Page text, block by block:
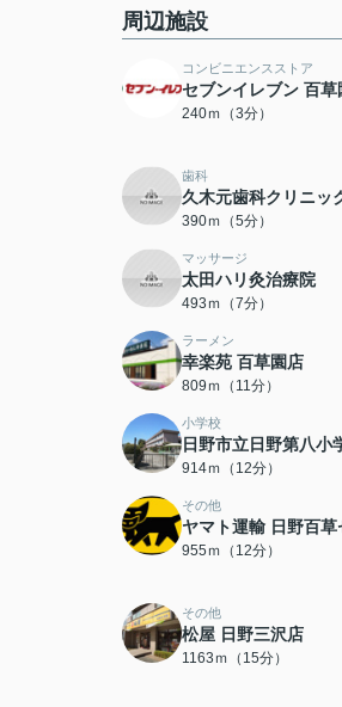
周辺施設
コンビニエンスストア
セブンイレブン 百草
240ｍ（3分）
歯科
久木元歯科クリニッ
390ｍ（5分）
マッサージ
太田ハリ灸治療院
493ｍ（7分）
ラーメン
幸楽苑 百草園店
809ｍ（11分）
小学校
日野市立日野第八小
914ｍ（12分）
その他
ヤマト運輸 日野百草
955ｍ（12分）
その他
松屋 日野三沢店
1163ｍ（15分）